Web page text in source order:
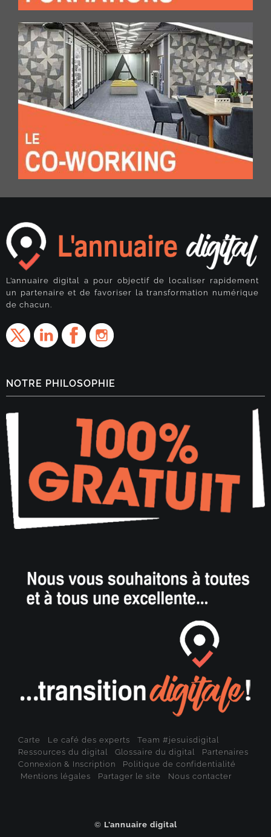
L’annuaire digital a pour objectif de localiser rapidement
un partenaire et de favoriser la transformation numérique
de chacun.
NOTRE PHILOSOPHIE
Carte Le café des experts
Team #jesuisdigital
Ressources du digital
Glossaire du digital
Partenaires
Connexion & Inscription
Politique de confidentialité
Mentions légales
Partager le site Nous contacter
© L’annuaire digital